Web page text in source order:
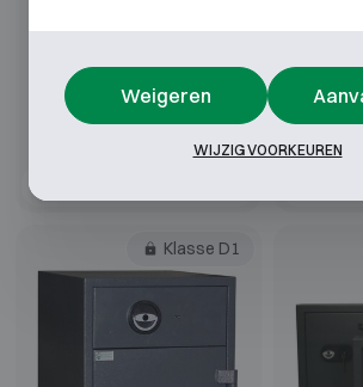
Klasse D1
Weigeren
WIJZIG VOORKEUREN